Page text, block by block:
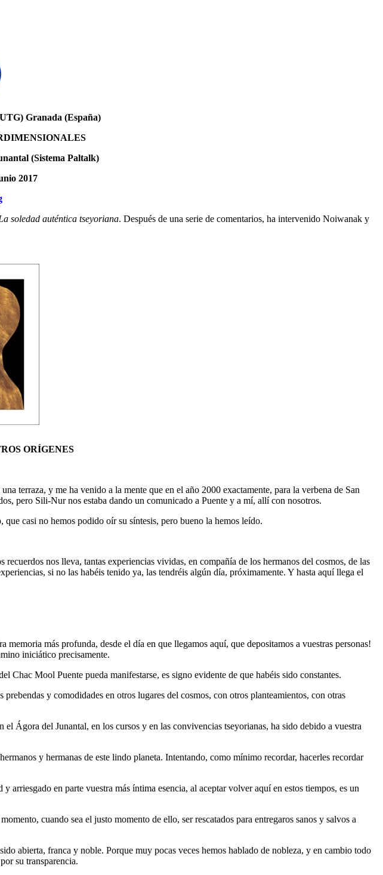
Granada (España)
(Sistema Paltalk)
2017
soledad auténtica tseyoriana. Después de una serie de comentarios, ha intervenido Noiwanak y
ORÍGENES
terraza, y me ha venido a la mente que en el año 2000 exactamente, para la verbena de San
pero Sili-Nur nos estaba dando un comunicado a Puente y a mí, allí con nosotros.
casi no hemos podido oír su síntesis, pero bueno la hemos leído.
nos lleva, tantas experiencias vividas, en compañía de los hermanos del cosmos, de las
si no las habéis tenido ya, las tendréis algún día, próximamente. Y hasta aquí llega el
más profunda, desde el día en que llegamos aquí, que depositamos a vuestras personas!
iniciático precisamente.
Chac Mool Puente pueda manifestarse, es signo evidente de que habéis sido constantes.
y comodidades en otros lugares del cosmos, con otros planteamientos, con otras
Ágora del Junantal, en los cursos y en las convivencias tseyorianas, ha sido debido a vuestra
y hermanas de este lindo planeta. Intentando, como mínimo recordar, hacerles recordar
arriesgado en parte vuestra más íntima esencia, al aceptar volver aquí en estos tiempos, es un
cuando sea el justo momento de ello, ser rescatados para entregaros sanos y salvos a
abierta, franca y noble. Porque muy pocas veces hemos hablado de nobleza, y en cambio todo
su transparencia.